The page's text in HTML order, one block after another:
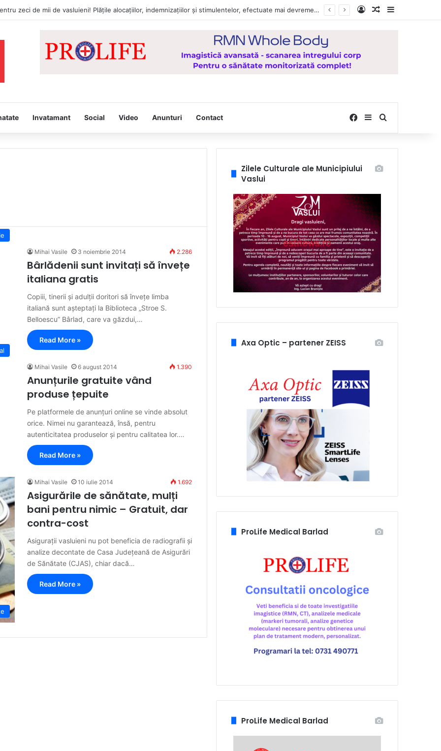
Vești bune pentru zeci de mii de vasluieni! Plățile alocațiilor, indemnizațiilor și stimulentelor, efectuate mai devreme în luna august 2026 Log InRandom Article
Invatamant Social Video Anunturi Contact Facebook
SidebarSearch for
Mihai Vasile 3 noiembrie 2014 2.286
Bârlădenii sunt invitați să învețe
italiana gratis
Copiii, tinerii și adulții doritori să învețe limba
italiană sunt așteptați la Biblioteca „Stroe S.
Belloescu” Bârlad, care va găzdui,…
Read More »
Mihai Vasile 6 august 2014 1.390
Anunțurile gratuite vând
produse țepuite
Pe platformele de anunțuri online se vinde absolut
orice. Nimei nu garantează, însă, pentru
autenticitatea produselor și pentru calitatea lor.…
Read More »
Mihai Vasile 10 iulie 2014 1.692
Asigurările de sănătate, mulți
bani pentru nimic – Gratuit, dar
contra-cost
Asigurații vasluieni nu pot beneficia de radiografii și
analize decontate de Casa Județeană de Asigurări
de Sănătate (CJAS), chiar dacă…
Read More »
Zilele Culturale ale Municipiului
Vaslui
Axa Optic – partener ZEISS
ProLife Medical Barlad
ProLife Medical Barlad